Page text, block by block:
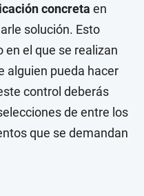
concreta en
solución. Esto
en el que se realizan
alguien pueda hacer
control deberás
de entre los
que se demandan